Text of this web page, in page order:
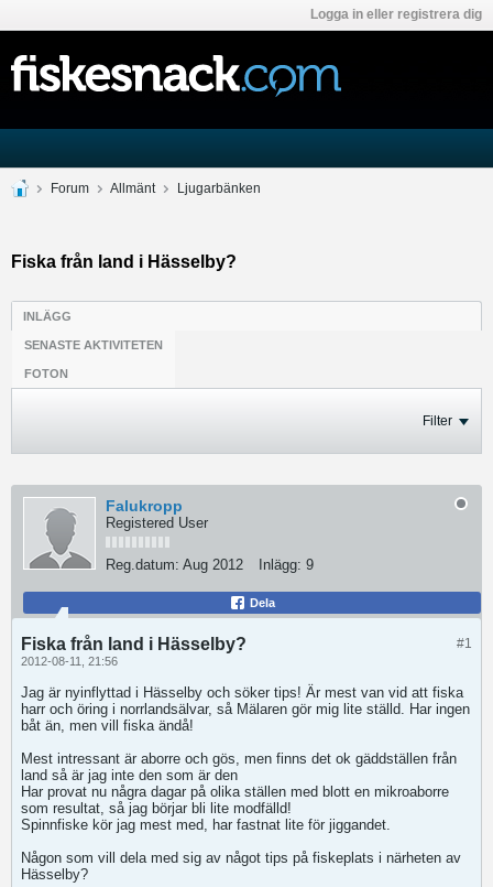
Logga in eller registrera dig
Forum Allmänt Ljugarbänken
Fiska från land i Hässelby?
INLÄGG
SENASTE AKTIVITETEN
FOTON
Filter
Falukropp
Registered User
Reg.datum: Aug 2012 Inlägg: 9
Dela
#1
Fiska från land i Hässelby?
2012-08-11, 21:56
Jag är nyinflyttad i Hässelby och söker tips! Är mest van vid att fiska
harr och öring i norrlandsälvar, så Mälaren gör mig lite ställd. Har ingen
båt än, men vill fiska ändå!
Mest intressant är aborre och gös, men finns det ok gäddställen från
land så är jag inte den som är den
Har provat nu några dagar på olika ställen med blott en mikroaborre
som resultat, så jag börjar bli lite modfälld!
Spinnfiske kör jag mest med, har fastnat lite för jiggandet.
Någon som vill dela med sig av något tips på fiskeplats i närheten av
Hässelby?